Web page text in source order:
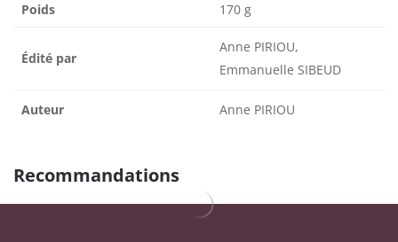
Poids 170 g
Édité par
Anne PIRIOU,
Emmanuelle SIBEUD
Auteur Anne PIRIOU
Recommandations